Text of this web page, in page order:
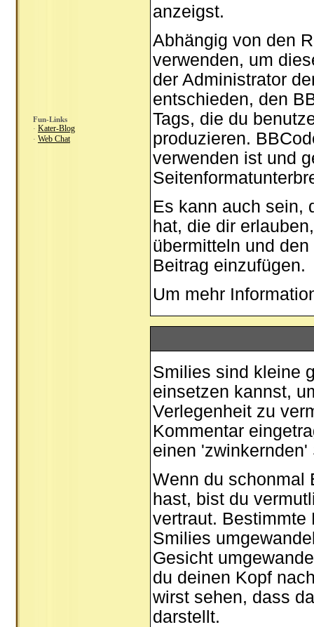
Fun-Links
· Kater-Blog
· Web Chat
anzeigst.
Abhängig von den
verwenden, um
der Administrator
entschieden, den
Tags, die du
produzieren.
verwenden ist und
Es kann auch sein,
hat, die dir
übermitteln und den
Beitrag einzufügen.
Um mehr
Smilies sind kleine
einsetzen kannst,
Verlegenheit zu
Kommentar
einen
Wenn du schonmal
hast, bist du
vertraut. Bestimmte
Smilies
Gesicht
du deinen Kopf
wirst sehen, dass
darstellt.